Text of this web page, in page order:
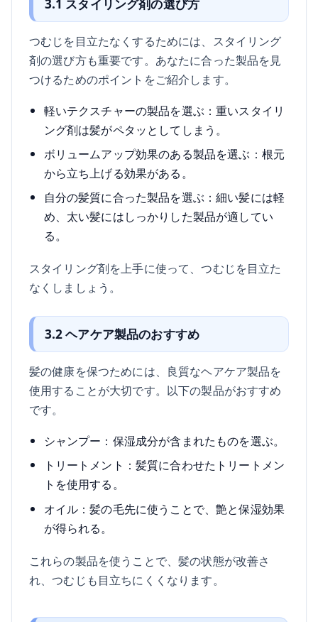
3.1 スタイリング剤の選び方
つむじを目立たなくするためには、スタイリング
剤の選び方も重要です。あなたに合った製品を見
つけるためのポイントをご紹介します。
軽いテクスチャーの製品を選ぶ：重いスタイリ
ング剤は髪がペタッとしてしまう。
ボリュームアップ効果のある製品を選ぶ：根元
から立ち上げる効果がある。
自分の髪質に合った製品を選ぶ：細い髪には軽
め、太い髪にはしっかりした製品が適してい
る。
スタイリング剤を上手に使って、つむじを目立た
なくしましょう。
3.2 ヘアケア製品のおすすめ
髪の健康を保つためには、良質なヘアケア製品を
使用することが大切です。以下の製品がおすすめ
です。
シャンプー：保湿成分が含まれたものを選ぶ。
トリートメント：髪質に合わせたトリートメン
トを使用する。
オイル：髪の毛先に使うことで、艶と保湿効果
が得られる。
これらの製品を使うことで、髪の状態が改善さ
れ、つむじも目立ちにくくなります。